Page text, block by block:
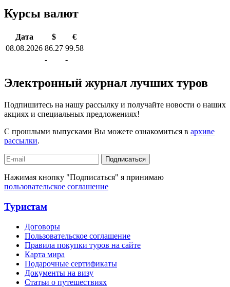
Курсы валют
Дата $
€
08.08.2026 86.27 99.58
-
-
Электронный журнал лучших туров
Подпишитесь на нашу рассылку и получайте новости о наших
акциях и специальных предложениях!
С прошлыми выпусками Вы можете ознакомиться в архиве
рассылки.
Подписаться
Нажимая кнопку "Подписаться" я принимаю
пользовательское соглашение
Туристам
Договоры
Пользовательское соглашение
Правила покупки туров на сайте
Карта мира
Подарочные сертификаты
Документы на визу
Статьи о путешествиях